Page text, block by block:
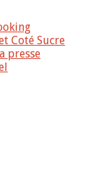
Coté Sucre
presse